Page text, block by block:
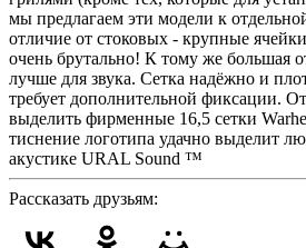
мы предлагаем эти модели к
отличие от стоковых - крупные
очень брутально! К тому же большая
лучше для звука. Сетка надёжно и
требует дополнительной фиксации.
выделить фирменные 16,5 сетки
тиснение логотипа удачно выделит
акустике URAL Sound ™
Рассказать друзьям: